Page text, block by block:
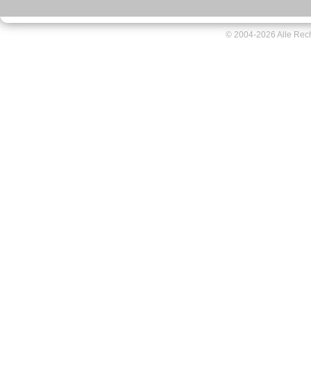
© 2004-2026 Alle